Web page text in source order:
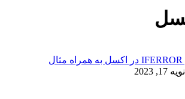
17, 2023